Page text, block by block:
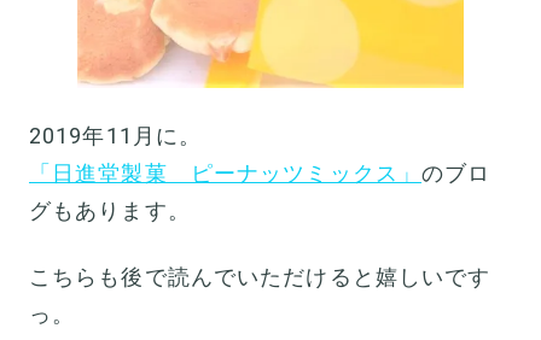
2019年11月に。
「日進堂製菓 ピーナッツミックス」のブロ
グもあります。
こちらも後で読んでいただけると嬉しいです
っ。